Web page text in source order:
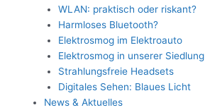
WLAN: praktisch oder riskant?
Harmloses Bluetooth?
Elektrosmog im Elektroauto
Elektrosmog in unserer Siedlung
Strahlungsfreie Headsets
Digitales Sehen: Blaues Licht
News & Aktuelles